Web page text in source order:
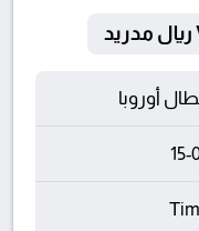
أوروبا
15-